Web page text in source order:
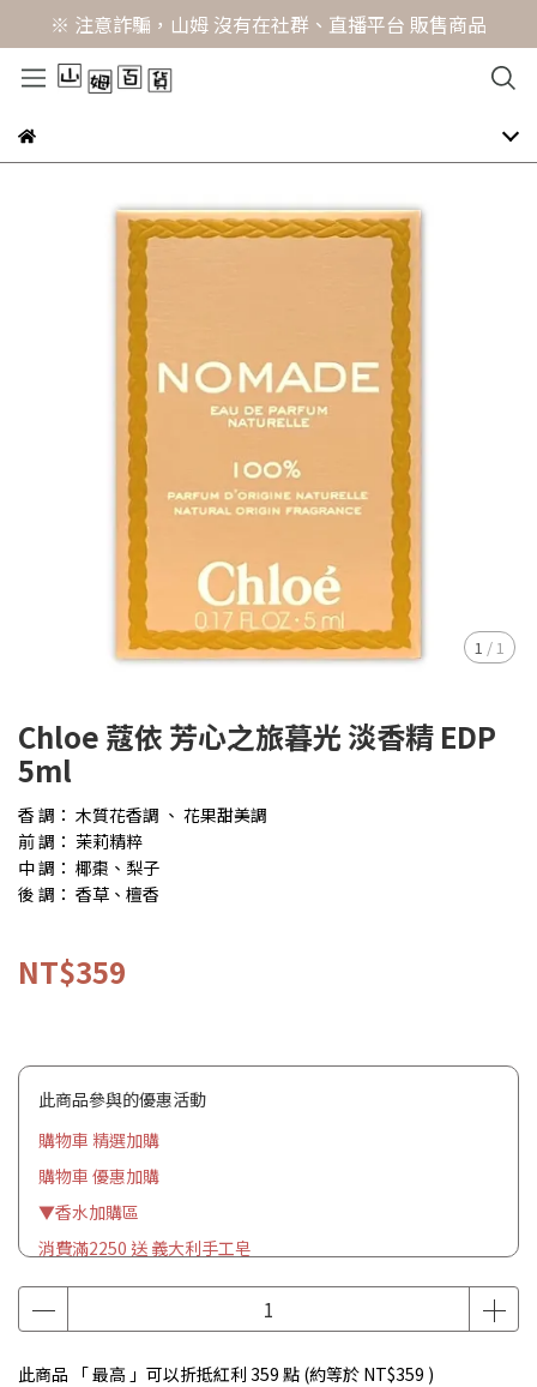
※ 注意詐騙，山姆 沒有在社群、直播平台 販售商品
1 / 1
Chloe 蔻依 芳心之旅暮光 淡香精 EDP
5ml
香 調： 木質花香調 、 花果甜美調
前 調： 茉莉精粹
中 調： 椰棗、梨子
後 調： 香草、檀香
NT$359
此商品參與的優惠活動
購物車 精選加購
購物車 優惠加購
▼香水加購區
消費滿2250 送 義大利手工皂
此商品 「 最高 」可以折抵紅利 359 點 (約等於 NT$359 )